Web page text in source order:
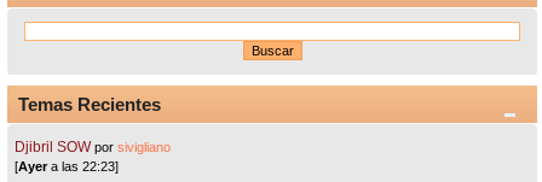
Temas Recientes
Djibril SOW porsivigliano
[Ayera las 22:23]